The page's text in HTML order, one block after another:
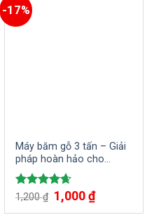
-17%
Máy băm gỗ 3 tấn – Giải
pháp hoàn hảo cho
ngành công nghiệp gỗ
Được xếp
4.67
1,200₫ Giá
gốc
1,000₫Giá
hiện